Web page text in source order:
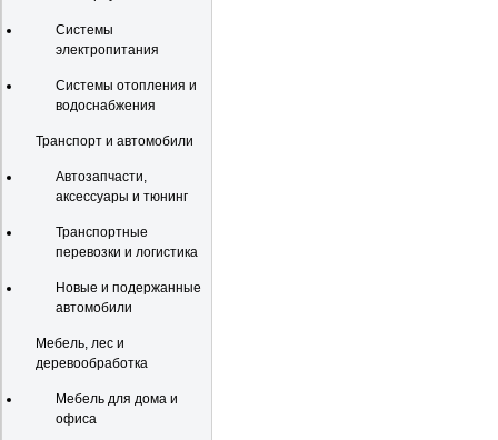
Системы
электропитания
Системы отопления и
водоснабжения
Транспорт и автомобили
Автозапчасти,
аксессуары и тюнинг
Транспортные
перевозки и логистика
Новые и подержанные
автомобили
Мебель, лес и
деревообработка
Мебель для дома и
офиса